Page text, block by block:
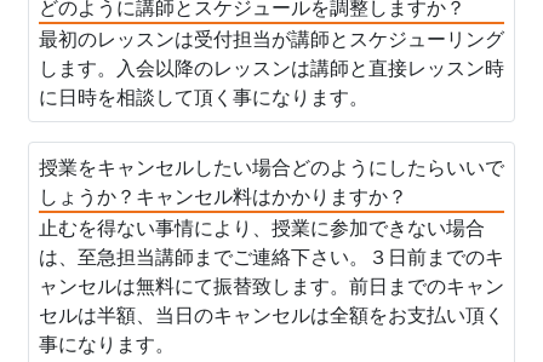
どのように講師とスケジュールを調整しますか？
最初のレッスンは受付担当が講師とスケジューリング
します。入会以降のレッスンは講師と直接レッスン時
に日時を相談して頂く事になります。
授業をキャンセルしたい場合どのようにしたらいいで
しょうか？キャンセル料はかかりますか？
止むを得ない事情により、授業に参加できない場合
は、至急担当講師までご連絡下さい。３日前までのキ
ャンセルは無料にて振替致します。前日までのキャン
セルは半額、当日のキャンセルは全額をお支払い頂く
事になります。